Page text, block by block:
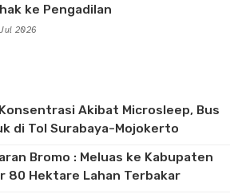
ke Pengadilan
2026
Akibat Microsleep, Bus
di Tol Surabaya-Mojokerto
Bromo : Meluas ke Kabupaten
80 Hektare Lahan Terbakar